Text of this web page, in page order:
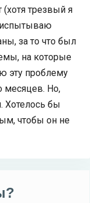
(хотя трезвый я
испытываю
за то что был
на которые
эту проблему
месяцев. Но,
Хотелось бы
чтобы он не